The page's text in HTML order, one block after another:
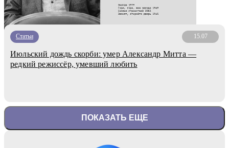
Статьи 15.07
Июльский дождь скорби: умер Александр Митта —
редкий режиссёр, умевший любить
ПОКАЗАТЬ ЕЩЕ